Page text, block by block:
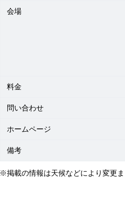
会場
料金
問い合わせ
ホームページ
備考
※掲載の情報は天候などにより変更